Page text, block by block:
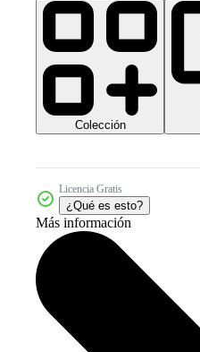
Colección
Licencia Gratis
¿Qué es esto?
Más información